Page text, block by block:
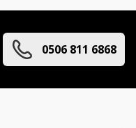
0506 811 6868